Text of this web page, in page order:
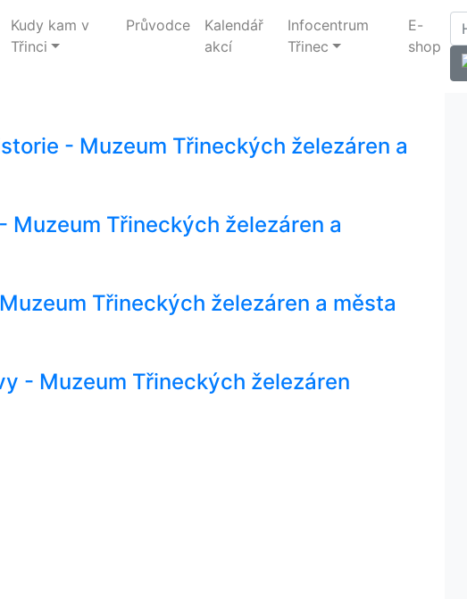
Kudy kam v
Třinci
Průvodce
Kalendář
akcí
Infocentrum
Třinec
E-
shop
- Muzeum Třineckých železáren a
Muzeum Třineckých železáren a
Třineckých železáren a města
- Muzeum Třineckých železáren